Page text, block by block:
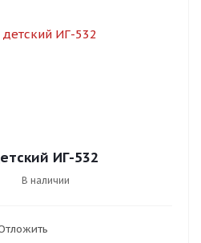
ИГ-532
В наличии